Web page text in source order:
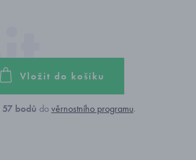
Vložit do košíku
57 bodů dověrnostního programu.